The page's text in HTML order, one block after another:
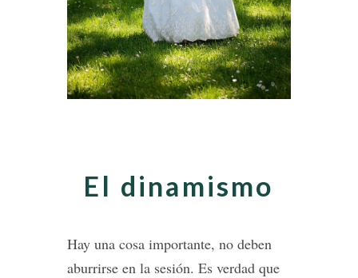
El dinamismo
Hay una cosa importante, no deben
aburrirse en la sesión. Es verdad que